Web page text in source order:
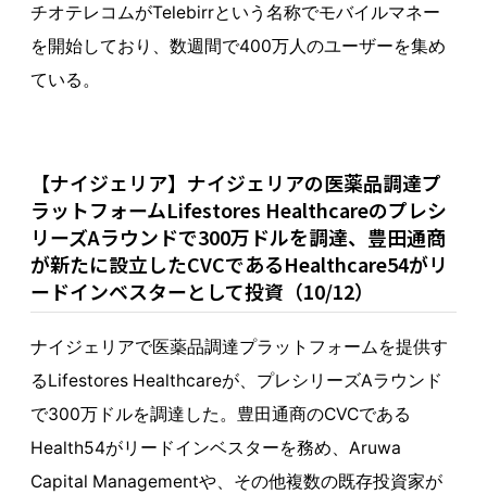
チオテレコムがTelebirrという名称でモバイルマネー
を開始しており、数週間で400万人のユーザーを集め
ている。
【ナイジェリア】ナイジェリアの医薬品調達プ
ラットフォームLifestores Healthcareのプレシ
リーズAラウンドで300万ドルを調達、豊田通商
が新たに設立したCVCであるHealthcare54がリ
ードインベスターとして投資（10/12）
ナイジェリアで医薬品調達プラットフォームを提供す
るLifestores Healthcareが、プレシリーズAラウンド
で300万ドルを調達した。豊田通商のCVCである
Health54がリードインベスターを務め、Aruwa
Capital Managementや、その他複数の既存投資家が